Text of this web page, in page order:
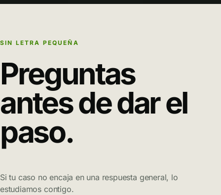
SIN LETRA PEQUEÑA
Preguntas
antes de dar el
paso.
Si tu caso no encaja en una respuesta general, lo
estudiamos contigo.